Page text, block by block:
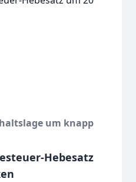
um knapp
Hebesatz